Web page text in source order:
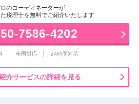
のコーディネーターが
税理士を無料でご紹介いたします
7586-4202
全国対応 24時間対応
介サービスの詳細を見る